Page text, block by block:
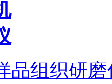
品组织研磨